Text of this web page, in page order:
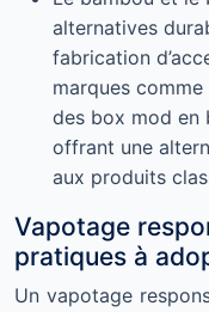
alternatives
fabrication
marques
des box mod en
offrant une
aux produits
Vapotage
pratiques à
Un vapotage